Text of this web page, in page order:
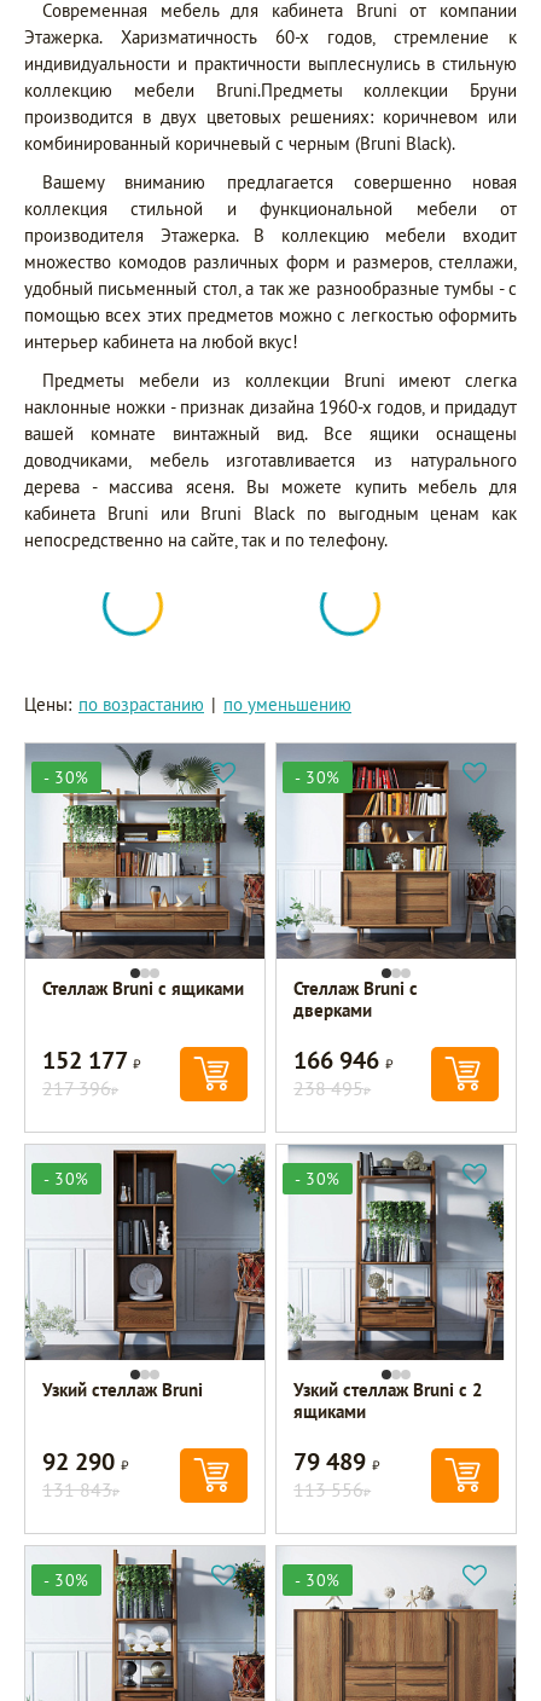
Современная мебель для кабинета Bruni от компании
Этажерка. Харизматичность 60-х годов, стремление к
индивидуальности и практичности выплеснулись в стильную
коллекцию мебели Bruni.Предметы коллекции Бруни
производится в двух цветовых решениях: коричневом или
комбинированный коричневый с черным (Bruni Black).
Вашему вниманию предлагается совершенно новая
коллекция стильной и функциональной мебели от
производителя Этажерка. В коллекцию мебели входит
множество комодов различных форм и размеров, стеллажи,
удобный письменный стол, а так же разнообразные тумбы - с
помощью всех этих предметов можно с легкостью оформить
интерьер кабинета на любой вкус!
Предметы мебели из коллекции Bruni имеют слегка
наклонные ножки - признак дизайна 1960-х годов, и придадут
вашей комнате винтажный вид. Все ящики оснащены
доводчиками, мебель изготавливается из натурального
дерева - массива ясеня. Вы можете купить мебель для
кабинета Bruni или Bruni Black по выгодным ценам как
непосредственно на сайте, так и по телефону.
Цены: по возрастанию | по уменьшению
- 30%
Стеллаж Bruni с ящиками
152 177Р
217 396Р
- 30%
Стеллаж Bruni с
дверками
166 946Р
238 495Р
- 30%
Узкий стеллаж Bruni
92 290Р
131 843Р
- 30%
Узкий стеллаж Bruni с 2
ящиками
79 489Р
113 556Р
- 30% - 30%